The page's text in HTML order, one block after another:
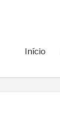
Início